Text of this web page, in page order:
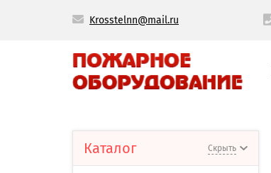
Krosstelnn@mail.ru
Каталог Скрыть